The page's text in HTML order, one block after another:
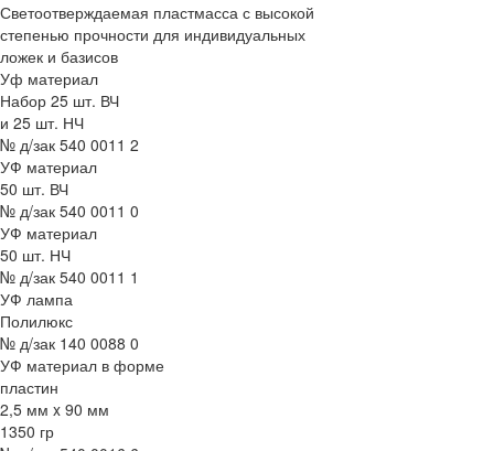
Светоотверждаемая пластмасса с высокой
степенью прочности для индивидуальных
ложек и базисов
Уф материал
Набор 25 шт. ВЧ
и 25 шт. НЧ
№ д/зак 540 0011 2
УФ материал
50 шт. ВЧ
№ д/зак 540 0011 0
УФ материал
50 шт. НЧ
№ д/зак 540 0011 1
УФ лампа
Полилюкс
№ д/зак 140 0088 0
УФ материал в форме
пластин
2,5 мм x 90 мм
1350 гр